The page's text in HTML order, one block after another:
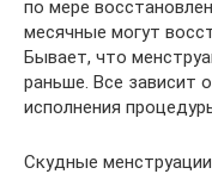
по мере
месячные могут
Бывает, что
раньше. Все зависит
исполнения
Скудные